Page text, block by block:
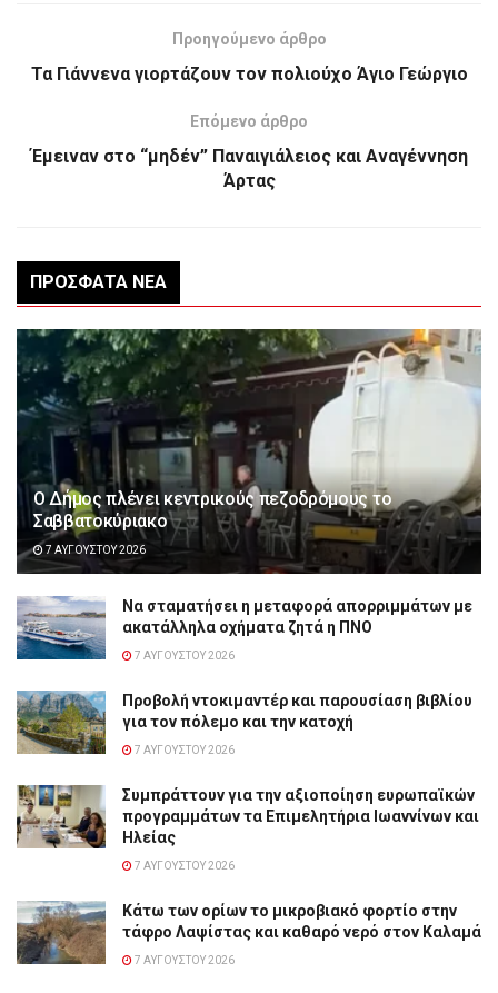
Προηγούμενο άρθρο
Τα Γιάννενα γιορτάζουν τον πολιούχο Άγιο Γεώργιο
Επόμενο άρθρο
Έμειναν στο “μηδέν” Παναιγιάλειος και Αναγέννηση
Άρτας
ΠΡΌΣΦΑΤΑ ΝΈΑ
Ο Δήμος πλένει κεντρικούς πεζοδρόμους το
Σαββατοκύριακο
7 ΑΥΓΟΎΣΤΟΥ 2026
Να σταματήσει η μεταφορά απορριμμάτων με
ακατάλληλα οχήματα ζητά η ΠΝΟ
7 ΑΥΓΟΎΣΤΟΥ 2026
Προβολή ντοκιμαντέρ και παρουσίαση βιβλίου
για τον πόλεμο και την κατοχή
7 ΑΥΓΟΎΣΤΟΥ 2026
Συμπράττουν για την αξιοποίηση ευρωπαϊκών
προγραμμάτων τα Επιμελητήρια Ιωαννίνων και
Ηλείας
7 ΑΥΓΟΎΣΤΟΥ 2026
Κάτω των ορίων το μικροβιακό φορτίο στην
τάφρο Λαψίστας και καθαρό νερό στον Καλαμά
7 ΑΥΓΟΎΣΤΟΥ 2026